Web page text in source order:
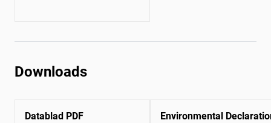
Downloads
Datablad PDF
Environmental